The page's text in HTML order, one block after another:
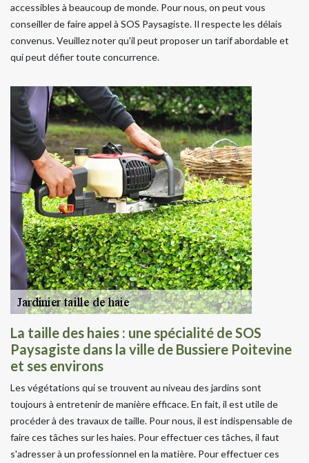
accessibles à beaucoup de monde. Pour nous, on peut vous
conseiller de faire appel à SOS Paysagiste. Il respecte les délais
convenus. Veuillez noter qu'il peut proposer un tarif abordable et
qui peut défier toute concurrence.
La taille des haies : une spécialité de SOS
Paysagiste dans la ville de Bussiere Poitevine
et ses environs
Les végétations qui se trouvent au niveau des jardins sont
toujours à entretenir de manière efficace. En fait, il est utile de
procéder à des travaux de taille. Pour nous, il est indispensable de
faire ces tâches sur les haies. Pour effectuer ces tâches, il faut
s'adresser à un professionnel en la matière. Pour effectuer ces